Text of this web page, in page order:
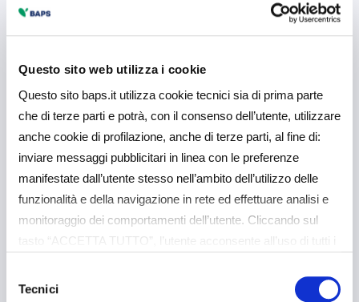
Questo sito web utilizza i cookie
Questo sito baps.it utilizza cookie tecnici sia di prima parte
che di terze parti e potrà, con il consenso dell’utente, utilizzare
anche cookie di profilazione, anche di terze parti, al fine di:
inviare messaggi pubblicitari in linea con le preferenze
manifestate dall’utente stesso nell’ambito dell’utilizzo delle
funzionalità e della navigazione in rete ed effettuare analisi e
monitoraggio dei comportamenti dell’utente. Cliccando sul
tasto “ACCETTA TUTTO”, l’utente acconsente all’uso di tutti i
analitici. Il consenso è facoltativo e può essere revocato in
delTecnici